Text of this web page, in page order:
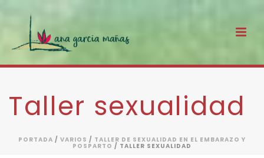
Taller sexualidad
PORTADA / VARIOS / TALLER DE SEXUALIDAD EN EL EMBARAZO Y
POSPARTO / TALLER SEXUALIDAD